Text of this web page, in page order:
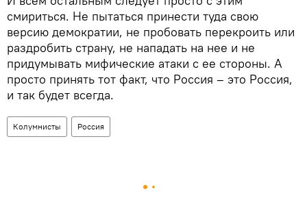
смириться. Не пытаться принести туда свою
версию демократии, не пробовать перекроить или
раздробить страну, не нападать на нее и не
придумывать мифические атаки с ее стороны. А
просто принять тот факт, что Россия – это Россия,
и так будет всегда.
Колумнисты Россия